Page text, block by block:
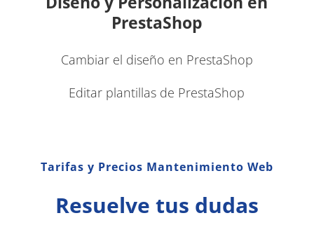
PrestaShop
Cambiar el diseño en PrestaShop
Editar plantillas de PrestaShop
Tarifas y Precios Mantenimiento Web
Resuelve tus dudas